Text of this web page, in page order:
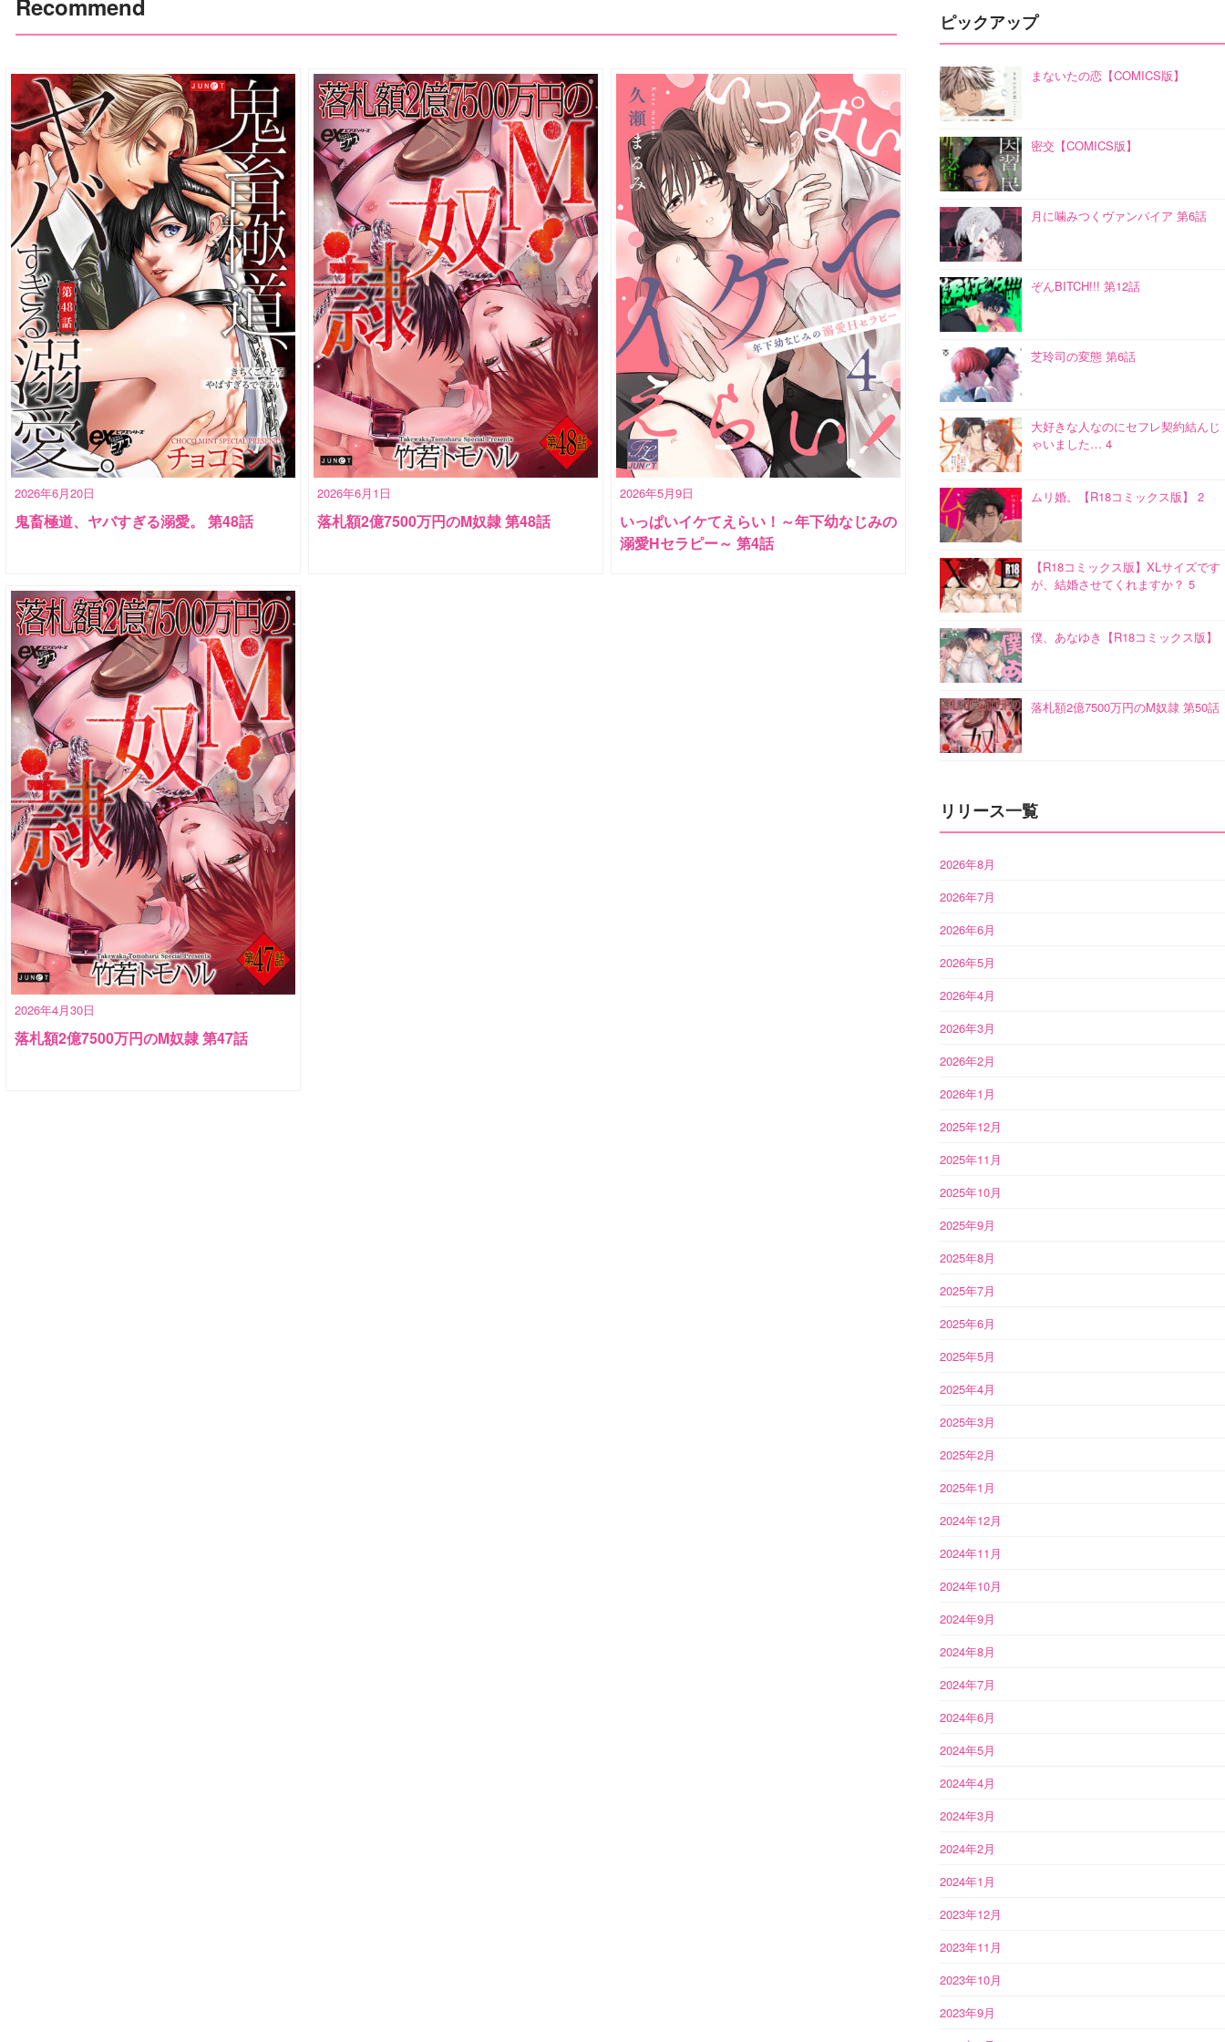
Recommend
2026年6月20日
鬼畜極道、ヤバすぎる溺愛。 第48話
2026年6月1日
落札額2億7500万円のM奴隷 第48話
2026年5月9日
いっぱいイケてえらい！～年下幼なじみの
溺愛Hセラピー～ 第4話
2026年4月30日
落札額2億7500万円のM奴隷 第47話
ピックアップ
まないたの恋【COMICS版】
密交【COMICS版】
月に噛みつくヴァンパイア 第6話
ぞんBITCH!!! 第12話
芝玲司の変態 第6話
大好きな人なのにセフレ契約結んじ
ゃいました… 4
ムリ婚。【R18コミックス版】 2
【R18コミックス版】XLサイズです
が、結婚させてくれますか？ 5
僕、あなゆき【R18コミックス版】
落札額2億7500万円のM奴隷 第50話
リリース一覧
2026年8月
2026年7月
2026年6月
2026年5月
2026年4月
2026年3月
2026年2月
2026年1月
2025年12月
2025年11月
2025年10月
2025年9月
2025年8月
2025年7月
2025年6月
2025年5月
2025年4月
2025年3月
2025年2月
2025年1月
2024年12月
2024年11月
2024年10月
2024年9月
2024年8月
2024年7月
2024年6月
2024年5月
2024年4月
2024年3月
2024年2月
2024年1月
2023年12月
2023年11月
2023年10月
2023年9月